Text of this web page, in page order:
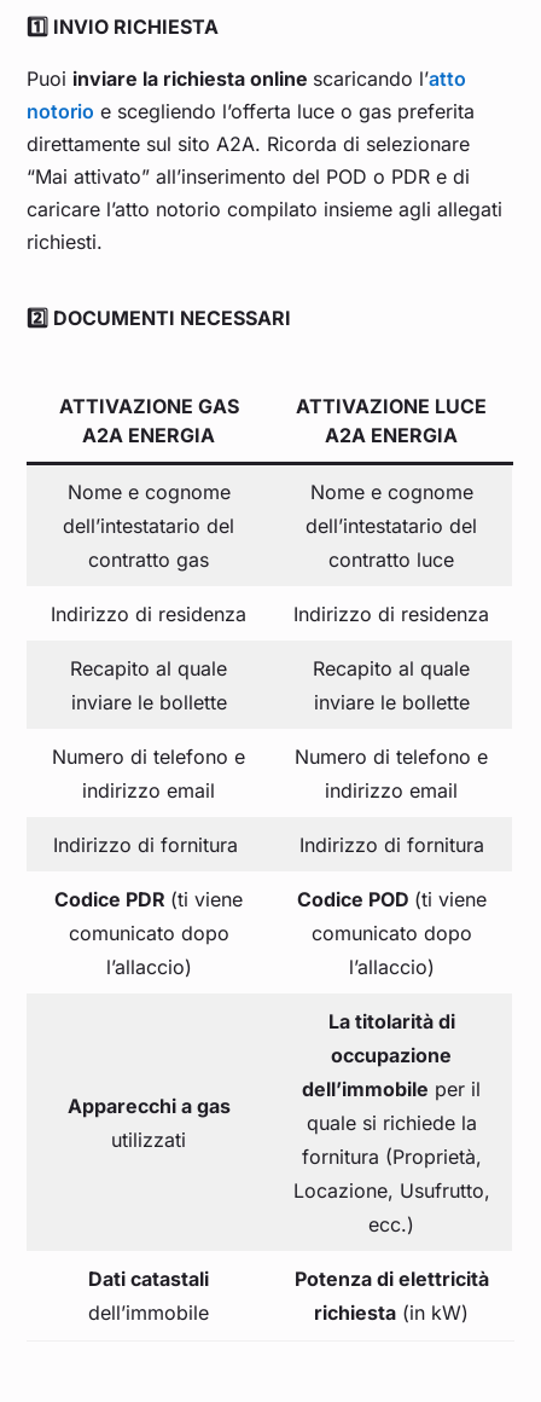
1️⃣ INVIO RICHIESTA
Puoi inviare la richiesta online scaricando l’atto
notorio e scegliendo l’offerta luce o gas preferita
direttamente sul sito A2A. Ricorda di selezionare
“Mai attivato” all’inserimento del POD o PDR e di
caricare l’atto notorio compilato insieme agli allegati
richiesti.
2️⃣ DOCUMENTI NECESSARI
ATTIVAZIONE GAS
A2A ENERGIA
ATTIVAZIONE LUCE
A2A ENERGIA
Nome e cognome
dell’intestatario del
contratto gas
Nome e cognome
dell’intestatario del
contratto luce
Indirizzo di residenza Indirizzo di residenza
Recapito al quale
inviare le bollette
Recapito al quale
inviare le bollette
Numero di telefono e
indirizzo email
Numero di telefono e
indirizzo email
Indirizzo di fornitura Indirizzo di fornitura
Codice PDR (ti viene
comunicato dopo
l’allaccio)
Codice POD (ti viene
comunicato dopo
l’allaccio)
Apparecchi a gas
utilizzati
La titolarità di
occupazione
dell’immobile per il
quale si richiede la
fornitura (Proprietà,
Locazione, Usufrutto,
ecc.)
Dati catastali
dell’immobile
Potenza di elettricità
richiesta (in kW)